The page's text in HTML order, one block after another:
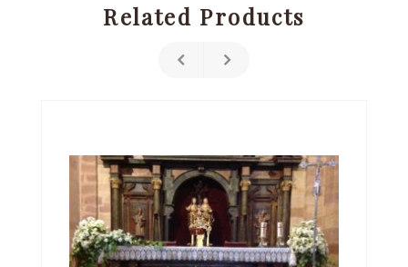
Related Products